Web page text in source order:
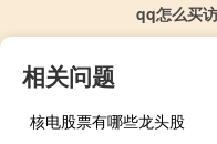
qq怎么买
相关问题
核电股票有哪些龙头股